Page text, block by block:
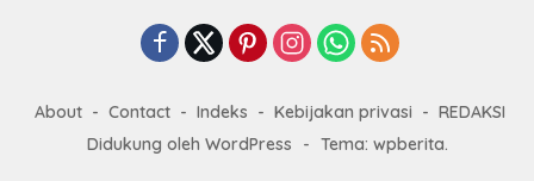
About Contact Indeks Kebijakan privasi
REDAKSI
Didukung oleh WordPress
- Tema: wpberita.